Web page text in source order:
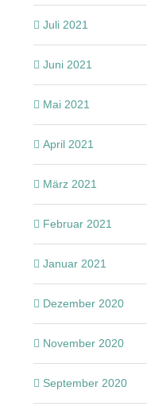
Juli 2021
Juni 2021
Mai 2021
April 2021
März 2021
Februar 2021
Januar 2021
Dezember 2020
November 2020
September 2020